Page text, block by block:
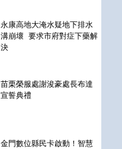
永康高地大淹水疑地下排水
溝崩壞 要求市府對症下藥解
決
苗栗榮服處謝浚豪處長布達
宣誓典禮
金門數位縣民卡啟動！智慧